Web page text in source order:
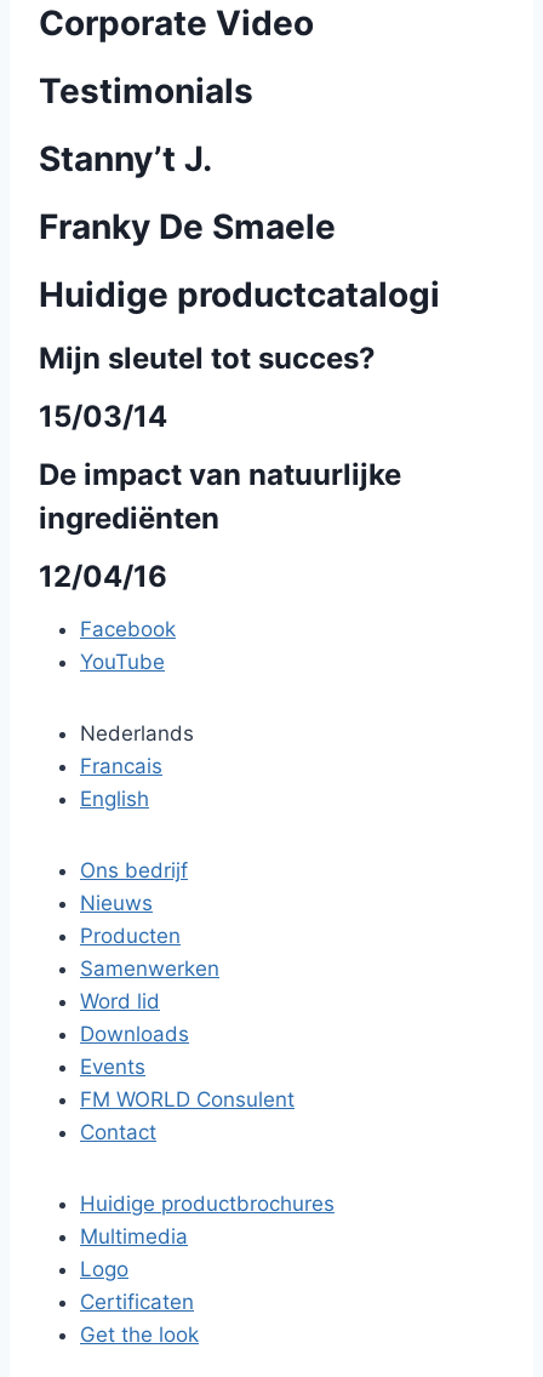
Corporate Video
Testimonials
Stanny’t J.
Franky De Smaele
Huidige productcatalogi
Mijn sleutel tot succes?
15/03/14
De impact van natuurlijke
ingrediënten
12/04/16
Facebook
YouTube
Nederlands
Francais
English
Ons bedrijf
Nieuws
Producten
Samenwerken
Word lid
Downloads
Events
FM WORLD Consulent
Contact
Huidige productbrochures
Multimedia
Logo
Certificaten
Get the look